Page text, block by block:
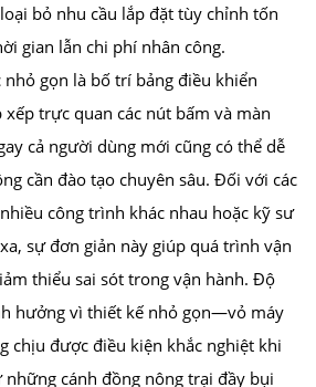
bỏ nhu cầu lắp đặt tùy chỉnh tốn
gian lẫn chi phí nhân công.
gọn là bố trí bảng điều khiển
trực quan các nút bấm và màn
cả người dùng mới cũng có thể dễ
cần đào tạo chuyên sâu. Đối với các
công trình khác nhau hoặc kỹ sư
sự đơn giản này giúp quá trình vận
thiểu sai sót trong vận hành. Độ
hưởng vì thiết kế nhỏ gọn—vỏ máy
chịu được điều kiện khắc nghiệt khi
cánh đồng nông trại đầy bụi